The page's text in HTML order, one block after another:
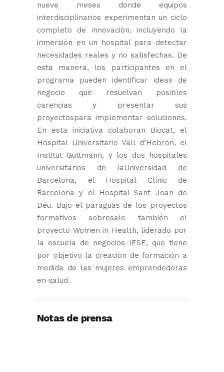
nueve meses donde equipos
interdisciplinarios experimentan un ciclo
completo de innovación, incluyendo la
inmersión en un hospital para detectar
necesidades reales y no satisfechas. De
esta manera, los participantes en el
programa pueden identificar ideas de
negocio que resuelvan posibles
carencias y presentar sus
proyectospara implementar soluciones.
En esta iniciativa colaboran Biocat, el
Hospital Universitario Vall d’Hebron, el
Institut Guttmann, y los dos hospitales
universitarios de laUniversidad de
Barcelona, el Hospital Clínic de
Barcelona y el Hospital Sant Joan de
Déu. Bajo el paraguas de los proyectos
formativos sobresale también el
proyecto Women in Health, liderado por
la escuela de negocios IESE, que tiene
por objetivo la creación de formación a
medida de las mujeres emprendedoras
en salud.
Notas de prensa